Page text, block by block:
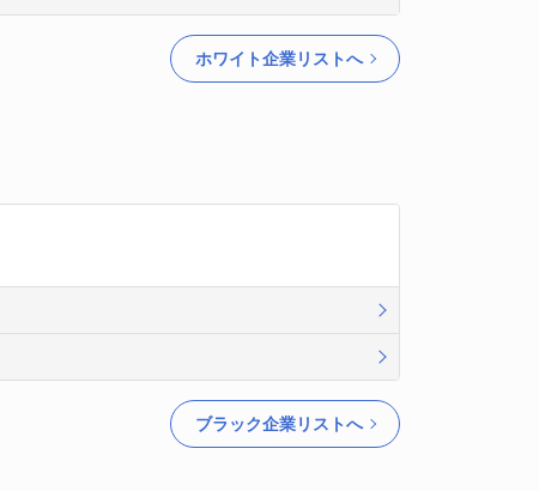
ホワイト企業リストへ
ブラック企業リストへ